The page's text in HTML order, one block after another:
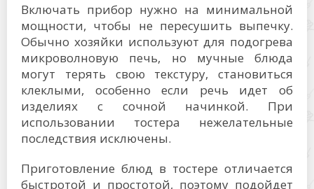
Включать прибор нужно на минимальной
мощности, чтобы не пересушить выпечку.
Обычно хозяйки используют для подогрева
микроволновую печь, но мучные блюда
могут терять свою текстуру, становиться
клеклыми, особенно если речь идет об
изделиях с сочной начинкой. При
использовании тостера нежелательные
последствия исключены.
Приготовление блюд в тостере отличается
быстротой и простотой, поэтому подойдет